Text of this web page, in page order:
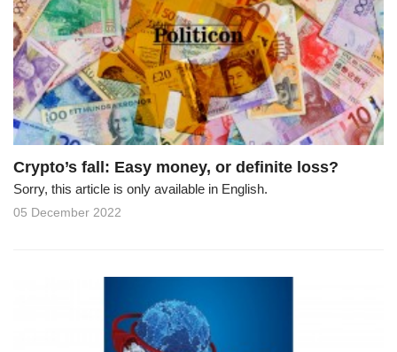
Crypto’s fall: Easy money, or definite loss?
Sorry, this article is only available in English.
05 December 2022